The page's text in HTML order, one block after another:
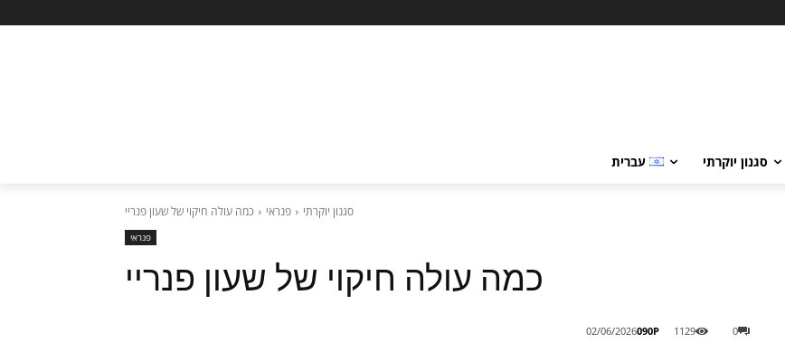
סגנון יוקרתי עברית
סגנון יוקרתי פנראי כמה עולה חיקוי של שעון פנריי
פנראי
כמה עולה חיקוי של שעון פנריי
090P
02/06/2026 0
1129